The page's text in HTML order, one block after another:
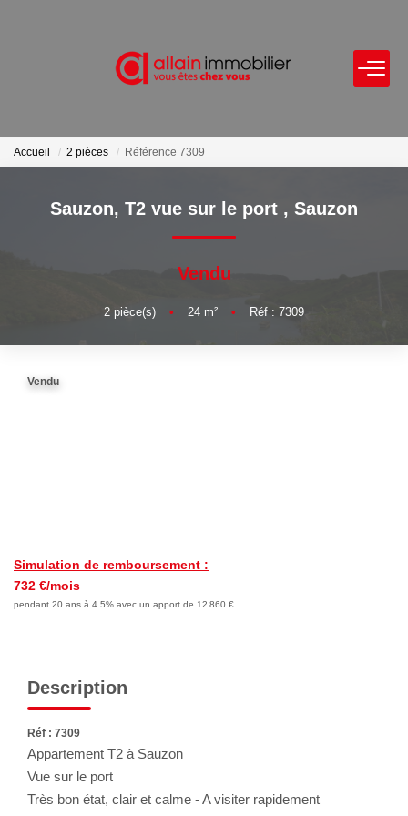
LOCATIONS
ESTIMATION
NOS AGENCES
Accueil 2 pièces Référence 7309
Sauzon, T2 vue sur le port , Sauzon
Vendu
2 pièce(s) • 24 m² • Réf : 7309
Vendu
Simulation de remboursement :
732 €/mois
pendant 20 ans à 4.5% avec un apport de 12 860 €
Description
Réf : 7309
Appartement T2 à Sauzon
Vue sur le port
Très bon état, clair et calme - A visiter rapidement